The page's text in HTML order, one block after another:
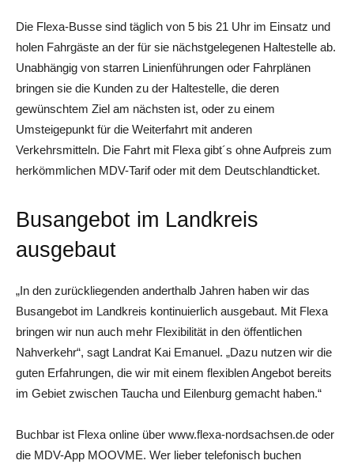
Die Flexa-Busse sind täglich von 5 bis 21 Uhr im Einsatz und
holen Fahrgäste an der für sie nächstgelegenen Haltestelle ab.
Unabhängig von starren Linienführungen oder Fahrplänen
bringen sie die Kunden zu der Haltestelle, die deren
gewünschtem Ziel am nächsten ist, oder zu einem
Umsteigepunkt für die Weiterfahrt mit anderen
Verkehrsmitteln. Die Fahrt mit Flexa gibt´s ohne Aufpreis zum
herkömmlichen MDV-Tarif oder mit dem Deutschlandticket.
Busangebot im Landkreis
ausgebaut
„In den zurückliegenden anderthalb Jahren haben wir das
Busangebot im Landkreis kontinuierlich ausgebaut. Mit Flexa
bringen wir nun auch mehr Flexibilität in den öffentlichen
Nahverkehr“, sagt Landrat Kai Emanuel. „Dazu nutzen wir die
guten Erfahrungen, die wir mit einem flexiblen Angebot bereits
im Gebiet zwischen Taucha und Eilenburg gemacht haben.“
Buchbar ist Flexa online über www.flexa-nordsachsen.de oder
die MDV-App MOOVME. Wer lieber telefonisch buchen